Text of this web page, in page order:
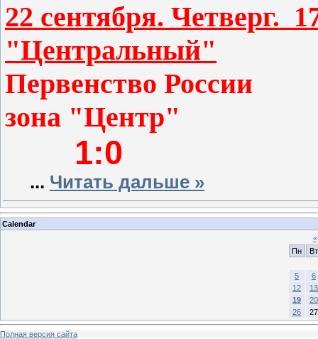
22 сентября. Четверг.
"Центральный"
Первенство
зона "Центр"
1:0
... Читать дальше »
Calendar
«
Пн
Вт
5
6
12
13
19
20
26
27
Полная версия сайта